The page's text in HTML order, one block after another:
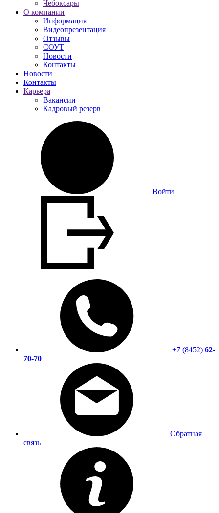
Чебоксары
О компании
Информация
Видеопрезентация
Отзывы
СОУТ
Новости
Контакты
Новости
Контакты
Карьера
Вакансии
Кадровый резерв
Войти
+7 (8452) 62-
70-70
Обратная
связь